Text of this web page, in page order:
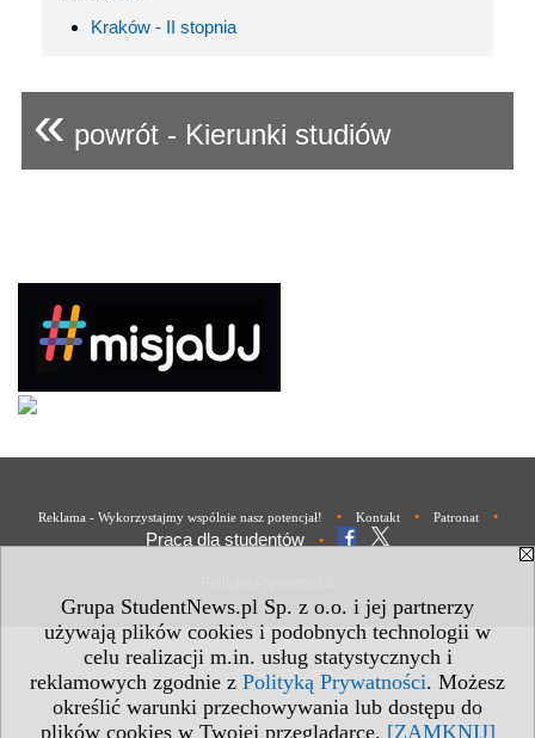
Grupa StudentNews.pl Sp. z o.o. i jej partnerzy
używają plików cookies i podobnych technologii w
celu realizacji m.in. usług statystycznych i
reklamowych zgodnie z Polityką Prywatności. Możesz
określić warunki przechowywania lub dostępu do
plików cookies w Twojej przeglądarce. [ZAMKNIJ]
Kraków - II stopnia
« powrót - Kierunki studiów
Reklama - Wykorzystajmy wspólnie nasz potencjał! • Kontakt • Patronat •
Praca dla studentów •